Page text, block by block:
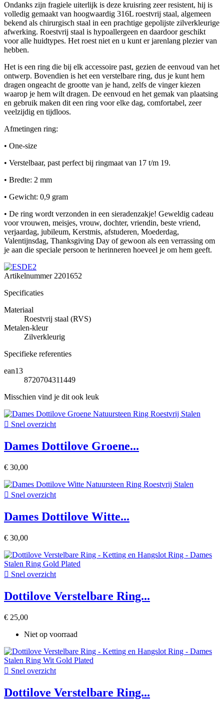
Ondanks zijn fragiele uiterlijk is deze kruisring zeer resistent, hij is
volledig gemaakt van hoogwaardig 316L roestvrij staal, algemeen
bekend als chirurgisch staal in een prachtige gepolijste zilverkleurige
afwerking. Roestvrij staal is hypoallergeen en daardoor geschikt
voor alle huidtypes. Het roest niet en u kunt er jarenlang plezier van
hebben.
Het is een ring die bij elk accessoire past, gezien de eenvoud van het
ontwerp. Bovendien is het een verstelbare ring, dus je kunt hem
dragen ongeacht de grootte van je hand, zelfs de vinger kiezen
waarop je hem wilt dragen. De eenvoud en het gemak van plaatsing
en gebruik maken dit een ring voor elke dag, comfortabel, zeer
veelzijdig en tijdloos.
Afmetingen ring:
• One-size
• Verstelbaar, past perfect bij ringmaat van 17 t/m 19.
• Bredte: 2 mm
• Gewicht: 0,9 gram
• De ring wordt verzonden in een sieradenzakje! Geweldig cadeau
voor vrouwen, meisjes, vrouw, dochter, vriendin, beste vriend,
verjaardag, jubileum, Kerstmis, afstuderen, Moederdag,
Valentijnsdag, Thanksgiving Day of gewoon als een verrassing om
je aan die speciale persoon te herinneren hoeveel je om hem geeft.
Artikelnummer2201652
Specificaties
Materiaal
Roestvrij staal (RVS)
Metalen-kleur
Zilverkleurig
Specifieke referenties
ean13
8720704311449
Misschien vind je dit ook leuk
 Snel overzicht
Dames Dottilove Groene...
€ 30,00
 Snel overzicht
Dames Dottilove Witte...
€ 30,00
 Snel overzicht
Dottilove Verstelbare Ring...
€ 25,00
Niet op voorraad
 Snel overzicht
Dottilove Verstelbare Ring...